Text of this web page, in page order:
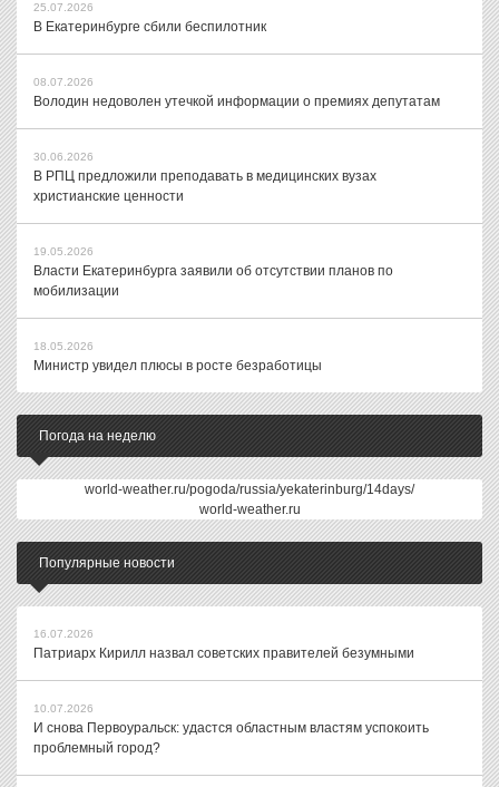
25.07.2026
В Екатеринбурге сбили беспилотник
08.07.2026
Володин недоволен утечкой информации о премиях депутатам
30.06.2026
В РПЦ предложили преподавать в медицинских вузах
христианские ценности
19.05.2026
Власти Екатеринбурга заявили об отсутствии планов по
мобилизации
18.05.2026
Министр увидел плюсы в росте безработицы
Погода на неделю
world-weather.ru/pogoda/russia/yekaterinburg/14days/
world-weather.ru
Популярные новости
16.07.2026
Патриарх Кирилл назвал советских правителей безумными
10.07.2026
И снова Первоуральск: удастся областным властям успокоить
проблемный город?